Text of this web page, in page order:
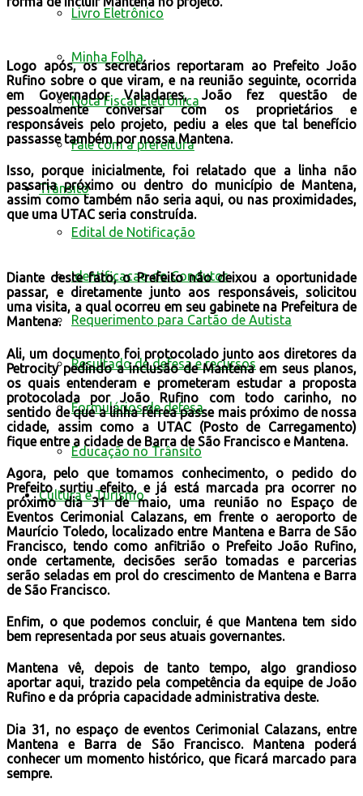
Livro Eletrônico
Minha Folha
Nota Fiscal Eletrônica
Fale com a prefeitura
Trânsito
Edital de Notificação
Identificacao do Condutor
Requerimento para Cartão de Autista
Resultado de defesa e recursos
Formulários de defesa
Educação no Trânsito
Cultura e Turismo
Logo após, os secretários reportaram ao Prefeito João
Rufino sobre o que viram, e na reunião seguinte, ocorrida
em Governador Valadares, João fez questão de
pessoalmente conversar com os proprietários e
responsáveis pelo projeto, pediu a eles que tal benefício
passasse também por nossa Mantena.
Isso, porque inicialmente, foi relatado que a linha não
passaria próximo ou dentro do município de Mantena,
assim como também não seria aqui, ou nas proximidades,
que uma UTAC seria construída.
Diante deste fato, o Prefeito não deixou a oportunidade
passar, e diretamente junto aos responsáveis, solicitou
uma visita, a qual ocorreu em seu gabinete na Prefeitura de
Mantena.
Ali, um documento foi protocolado junto aos diretores da
Petrocity pedindo a inclusão de Mantena em seus planos,
os quais entenderam e prometeram estudar a proposta
protocolada por João Rufino com todo carinho, no
sentido de que a linha férrea passe mais próximo de nossa
cidade, assim como a UTAC (Posto de Carregamento)
fique entre a cidade de Barra de São Francisco e Mantena.
Agora, pelo que tomamos conhecimento, o pedido do
Prefeito surtiu efeito, e já está marcada pra ocorrer no
próximo dia 31 de maio, uma reunião no Espaço de
Eventos Cerimonial Calazans, em frente o aeroporto de
Maurício Toledo, localizado entre Mantena e Barra de São
Francisco, tendo como anfitrião o Prefeito João Rufino,
onde certamente, decisões serão tomadas e parcerias
serão seladas em prol do crescimento de Mantena e Barra
de São Francisco.
Enfim, o que podemos concluir, é que Mantena tem sido
bem representada por seus atuais governantes.
Mantena vê, depois de tanto tempo, algo grandioso
aportar aqui, trazido pela competência da equipe de João
Rufino e da própria capacidade administrativa deste.
Dia 31, no espaço de eventos Cerimonial Calazans, entre
Mantena e Barra de São Francisco. Mantena poderá
conhecer um momento histórico, que ficará marcado para
sempre.